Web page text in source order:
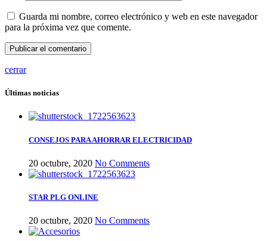
Guarda mi nombre, correo electrónico y web en este navegador
para la próxima vez que comente.
cerrar
Últimas noticias
CONSEJOS PARA AHORRAR ELECTRICIDAD
20 octubre, 2020 No Comments
STAR PLG ONLINE
20 octubre, 2020 No Comments